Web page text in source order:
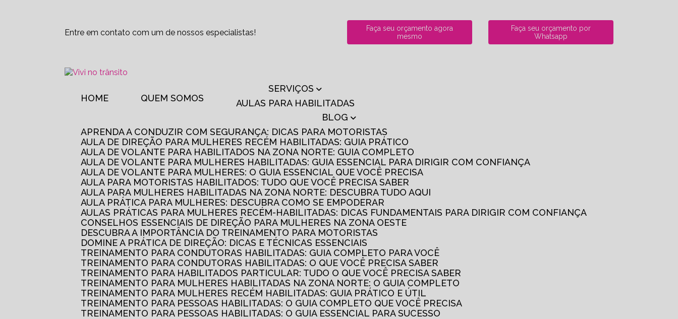
Entre em contato com um de nossos especialistas!
Faça seu orçamento agora
mesmo
Faça seu orçamento por
Whatsapp
HOME QUEM SOMOS
SERVIÇOS
AULAS PARA HABILITADAS
BLOG
APRENDA A CONDUZIR COM SEGURANÇA: DICAS PARA MOTORISTAS
AULA DE DIREÇÃO PARA MULHERES RECÉM HABILITADAS: GUIA PRÁTICO
AULA DE VOLANTE PARA HABILITADOS NA ZONA NORTE: GUIA COMPLETO
AULA DE VOLANTE PARA MULHERES HABILITADAS: GUIA ESSENCIAL PARA DIRIGIR COM CONFIANÇA
AULA DE VOLANTE PARA MULHERES: O GUIA ESSENCIAL QUE VOCÊ PRECISA
AULA PARA MOTORISTAS HABILITADOS: TUDO QUE VOCÊ PRECISA SABER
AULA PARA MULHERES HABILITADAS NA ZONA NORTE: DESCUBRA TUDO AQUI
AULA PRÁTICA PARA MULHERES: DESCUBRA COMO SE EMPODERAR
AULAS PRÁTICAS PARA MULHERES RECÉM-HABILITADAS: DICAS FUNDAMENTAIS PARA DIRIGIR COM CONFIANÇA
CONSELHOS ESSENCIAIS DE DIREÇÃO PARA MULHERES NA ZONA OESTE
DESCUBRA A IMPORTÂNCIA DO TREINAMENTO PARA MOTORISTAS
DOMINE A PRÁTICA DE DIREÇÃO: DICAS E TÉCNICAS ESSENCIAIS
TREINAMENTO PARA CONDUTORAS HABILITADAS: GUIA COMPLETO PARA VOCÊ
TREINAMENTO PARA CONDUTORAS HABILITADAS: O QUE VOCÊ PRECISA SABER
TREINAMENTO PARA HABILITADOS PARTICULAR: TUDO O QUE VOCÊ PRECISA SABER
TREINAMENTO PARA MULHERES HABILITADAS NA ZONA NORTE: O GUIA COMPLETO
TREINAMENTO PARA MULHERES RECÉM HABILITADAS: GUIA PRÁTICO E ÚTIL
TREINAMENTO PARA PESSOAS HABILITADAS: O GUIA COMPLETO QUE VOCÊ PRECISA
TREINAMENTO PARA PESSOAS HABILITADAS: O GUIA ESSENCIAL PARA SUCESSO